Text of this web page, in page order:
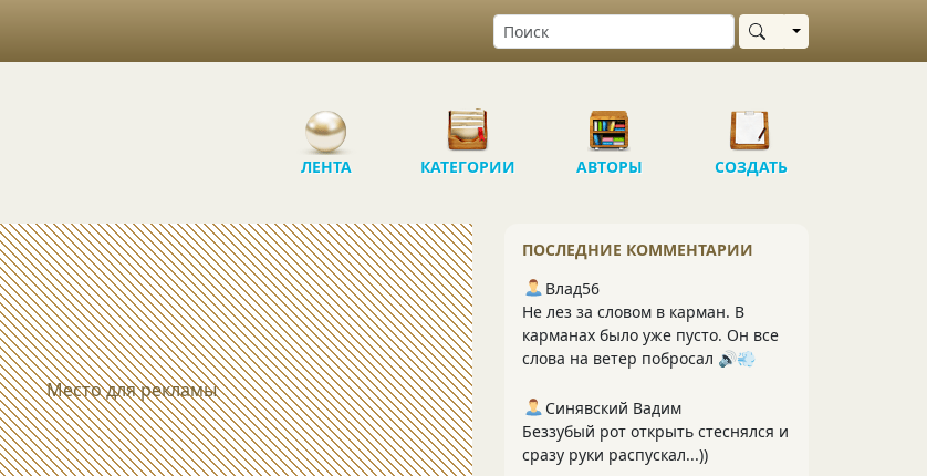
Выбрать область
ЛЕНТА КАТЕГОРИИ АВТОРЫ СОЗДАТЬ
Место для рекламы
ПОСЛЕДНИЕ КОММЕНТАРИИ
Влад56
Не лез за словом в карман. В
карманах было уже пусто. Он все
слова на ветер побросал 🔊💨
Синявский Вадим
Беззубый рот открыть стеснялся и
сразу руки распускал...))